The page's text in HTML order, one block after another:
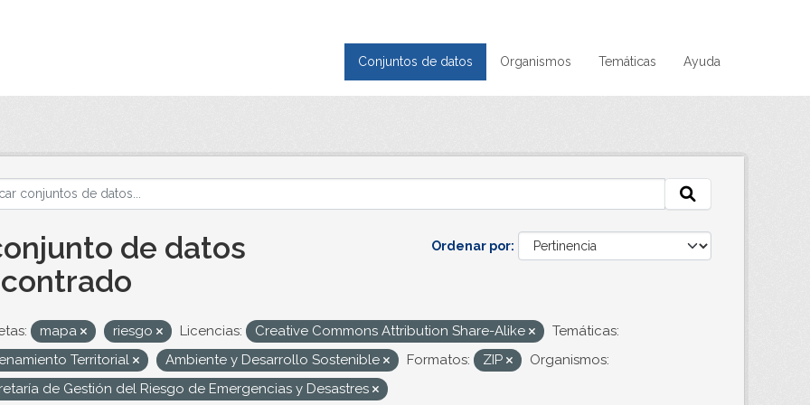
Conjuntos de datos Organismos Temáticas Ayuda
Ordenar por
de datos
mapa riesgo Licencias: Creative Commons Attribution Share-Alike
Temáticas:
Territorial
Ambiente y Desarrollo Sostenible Formatos: ZIP
Organismos:
de Gestión del Riesgo de Emergencias y Desastres